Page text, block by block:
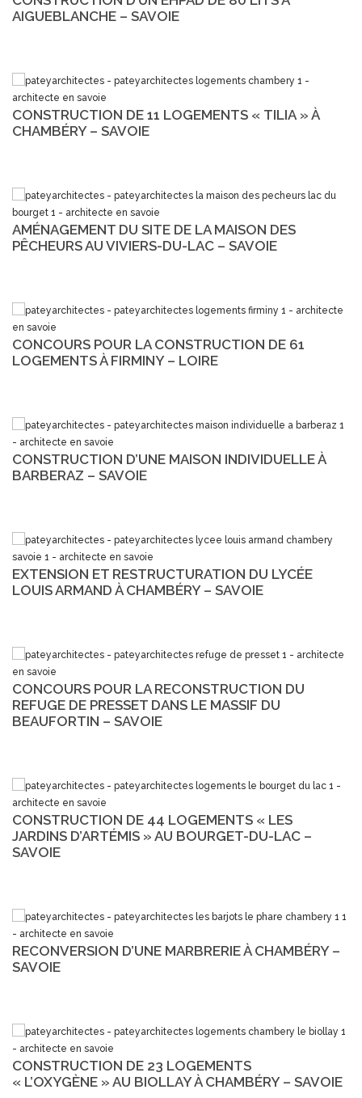
AIGUEBLANCHE – SAVOIE
CONSTRUCTION DE 11 LOGEMENTS « TILIA » À
CHAMBÉRY – SAVOIE
AMÉNAGEMENT DU SITE DE LA MAISON DES
PÊCHEURS AU VIVIERS-DU-LAC – SAVOIE
CONCOURS POUR LA CONSTRUCTION DE 61
LOGEMENTS À FIRMINY – LOIRE
CONSTRUCTION D’UNE MAISON INDIVIDUELLE À
BARBERAZ – SAVOIE
EXTENSION ET RESTRUCTURATION DU LYCÉE
LOUIS ARMAND À CHAMBÉRY – SAVOIE
CONCOURS POUR LA RECONSTRUCTION DU
REFUGE DE PRESSET DANS LE MASSIF DU
BEAUFORTIN – SAVOIE
CONSTRUCTION DE 44 LOGEMENTS « LES
JARDINS D’ARTÉMIS » AU BOURGET-DU-LAC –
SAVOIE
RECONVERSION D’UNE MARBRERIE À CHAMBÉRY –
SAVOIE
CONSTRUCTION DE 23 LOGEMENTS
« L’OXYGÈNE » AU BIOLLAY À CHAMBÉRY – SAVOIE